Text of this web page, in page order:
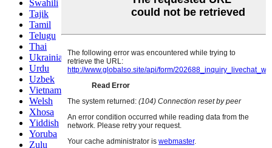
Swahili
Tajik
Tamil
Telugu
Thai
Ukrainian
Urdu
Uzbek
Vietnamese
Welsh
Xhosa
Yiddish
Yoruba
Zulu